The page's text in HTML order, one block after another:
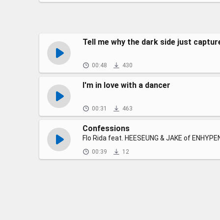
Tell me why the dark side just
00:48 430
I'm in love with a dancer
00:31 463
Confessions
Flo Rida feat. HEESEUNG & JAKE of
00:39 12